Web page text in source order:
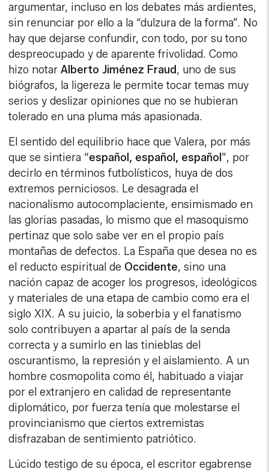
argumentar, incluso en los debates más ardientes,
sin renunciar por ello a la “dulzura de la forma”. No
hay que dejarse confundir, con todo, por su tono
despreocupado y de aparente frivolidad. Como
hizo notarAlberto Jiménez Fraud, uno de sus
biógrafos, la ligereza le permite tocar temas muy
serios y deslizar opiniones que no se hubieran
tolerado en una pluma más apasionada.
El sentido del equilibrio hace que Valera, por más
que se sintiera “español, español, español ”, por
decirlo en términos futbolísticos, huya de dos
extremos perniciosos. Le desagrada el
nacionalismo autocomplaciente, ensimismado en
las glorias pasadas, lo mismo que el masoquismo
pertinaz que solo sabe ver en el propio país
montañas de defectos. La España que desea no es
el reducto espiritual de Occidente, sino una
nación capaz de acoger los progresos, ideológicos
y materiales de una etapa de cambio como era el
siglo XIX. A su juicio, la soberbia y el fanatismo
solo contribuyen a apartar al país de la senda
correcta y a sumirlo en las tinieblas del
oscurantismo, la represión y el aislamiento. A un
hombre cosmopolita como él, habituado a viajar
por el extranjero en calidad de representante
diplomático, por fuerza tenía que molestarse el
provincianismo que ciertos extremistas
disfrazaban de sentimiento patriótico.
Lúcido testigo de su época, el escritor egabrense